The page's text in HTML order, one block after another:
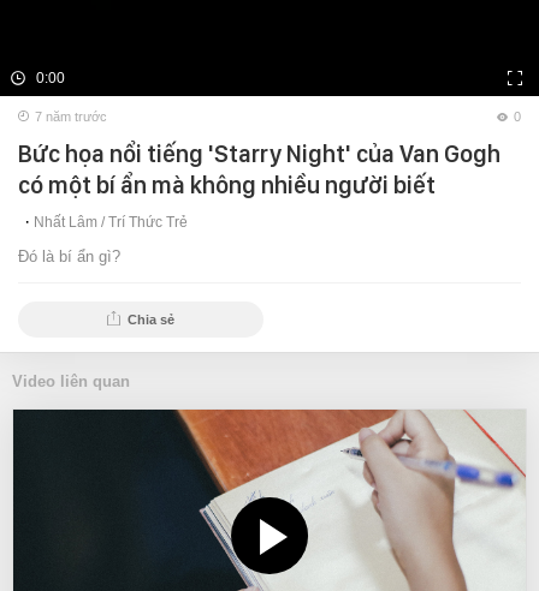
0:00
7 năm trước 0
Bức họa nổi tiếng 'Starry Night' của Van Gogh
có một bí ẩn mà không nhiều người biết
Nhất Lâm / Trí Thức Trẻ
Đó là bí ẩn gì?
Chia sẻ
Video liên quan